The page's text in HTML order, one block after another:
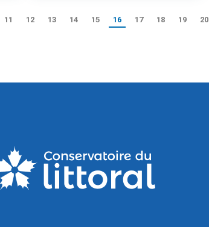
11 12 13 14 15 16 17 18 19 20